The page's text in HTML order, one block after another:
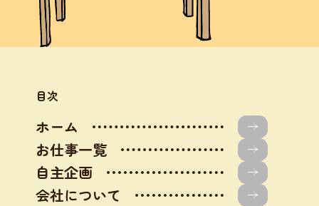
目次
ホーム
お仕事一覧
自主企画
会社について